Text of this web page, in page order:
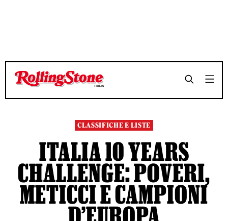
TEMPO DI LETTURA 12 MINUTI
TEMPO DI LETTURA 12 MINUTI
CLASSIFICHE E LISTE
ITALIA 10 YEARS
CHALLENGE: POVERI,
METICCI E CAMPIONI